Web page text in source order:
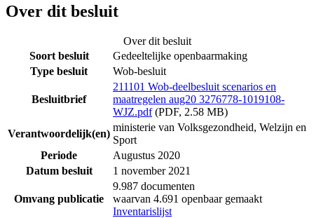
Over dit besluit
Over dit besluit
Soort besluit
Gedeeltelijke openbaarmaking
Type besluit
Wob-besluit
Besluitbrief
211101 Wob-deelbesluit scenarios en
maatregelen aug20 3276778-1019108-
WJZ.pdf(PDF, 2.58 MB)
Verantwoordelijk(en)
ministerie van Volksgezondheid, Welzijn en
Sport
Periode
Augustus 2020
Datum besluit
1 november 2021
Omvang publicatie
9.987 documenten
waarvan 4.691 openbaar gemaakt
Inventarislijst